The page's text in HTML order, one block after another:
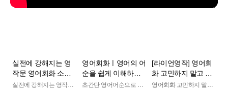
실전에 강해지는 영
작문 영어회화 소개
영상
실전에 강해지는 영작문
영어회화ㅣ영어의 어
순을 쉽게 이해하는
방법ㅣ기초영어를 위
초간단 영어어순으로 영
[라이언영작] 영어회
화 고민하지 말고 be
supposed to ~
영어회화 고민하지 말고